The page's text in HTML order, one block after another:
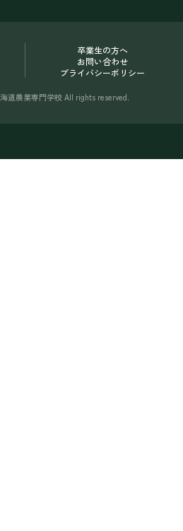
卒業生の方へ
お問い合わせ
プライバシーポリシー
道農業専門学校 All rights reserved.